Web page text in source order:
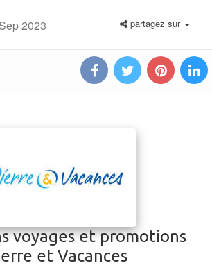
2023 partagez sur
voyages et promotions
et Vacances